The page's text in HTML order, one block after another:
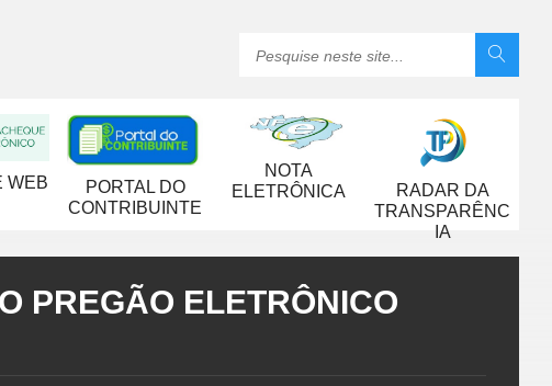
WEB
PORTAL DO
CONTRIBUINTE
NOTA
ELETRÔNICA
RADAR DA
TRANSPARÊNC
IA
PREGÃO ELETRÔNICO